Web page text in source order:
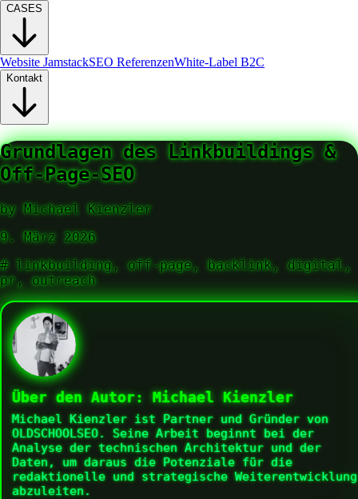
CASES
Website JamstackSEO ReferenzenWhite-Label B2C
Kontakt
Grundlagen des Linkbuildings &
Off-Page-SEO
byMichael Kienzler
9. März 2026
# linkbuilding, off-page, backlink, digital,
pr, outreach
Über den Autor:Michael Kienzler
Michael Kienzler ist Partner und Gründer von
OLDSCHOOLSEO. Seine Arbeit beginnt bei der
Analyse der technischen Architektur und der
Daten, um daraus die Potenziale für die
redaktionelle und strategische Weiterentwicklung
abzuleiten.